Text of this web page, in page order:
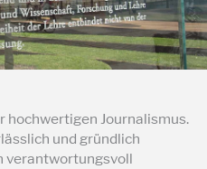
hochwertigen Journalismus.
und gründlich
verantwortungsvoll